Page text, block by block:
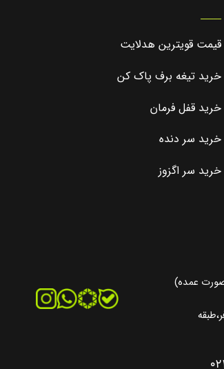
_____
قیمت قویترین هدلایت
خرید تیغه برف پاک کن
خرید قفل فرمان
خرید سر دنده
خرید سر اگزوز
صورت عمده)